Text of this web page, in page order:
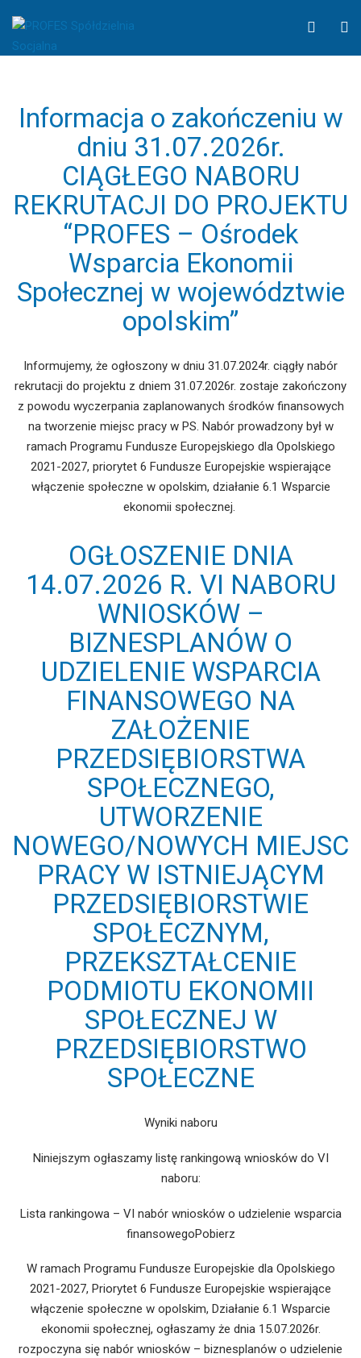
Archives
Socjalna
WCAG
Informacja o zakończeniu w
dniu 31.07.2026r.
CIĄGŁEGO NABORU
REKRUTACJI DO PROJEKTU
“PROFES – Ośrodek
Wsparcia Ekonomii
Społecznej w województwie
opolskim”
Informujemy, że ogłoszony w dniu 31.07.2024r. ciągły nabór
rekrutacji do projektu z dniem 31.07.2026r. zostaje zakończony
z powodu wyczerpania zaplanowanych środków finansowych
na tworzenie miejsc pracy w PS. Nabór prowadzony był w
ramach Programu Fundusze Europejskiego dla Opolskiego
2021-2027, priorytet 6 Fundusze Europejskie wspierające
włączenie społeczne w opolskim, działanie 6.1 Wsparcie
ekonomii społecznej.
OGŁOSZENIE DNIA
14.07.2026 R. VI NABORU
WNIOSKÓW –
BIZNESPLANÓW O
UDZIELENIE WSPARCIA
FINANSOWEGO NA
ZAŁOŻENIE
PRZEDSIĘBIORSTWA
SPOŁECZNEGO,
UTWORZENIE
NOWEGO/NOWYCH MIEJSC
PRACY W ISTNIEJĄCYM
PRZEDSIĘBIORSTWIE
SPOŁECZNYM,
PRZEKSZTAŁCENIE
PODMIOTU EKONOMII
SPOŁECZNEJ W
PRZEDSIĘBIORSTWO
SPOŁECZNE
Wyniki naboru
Niniejszym ogłaszamy listę rankingową wniosków do VI
naboru:
Lista rankingowa – VI nabór wniosków o udzielenie wsparcia
finansowegoPobierz
W ramach Programu Fundusze Europejskie dla Opolskiego
2021-2027, Priorytet 6 Fundusze Europejskie wspierające
włączenie społeczne w opolskim, Działanie 6.1 Wsparcie
ekonomii społecznej, ogłaszamy że dnia 15.07.2026r.
rozpoczyna się nabór wniosków – biznesplanów o udzielenie